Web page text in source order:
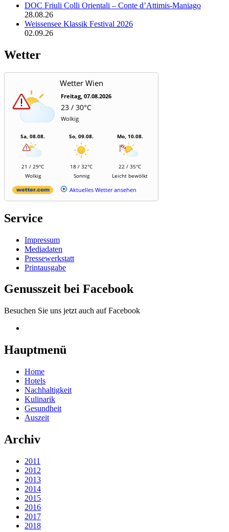
DOC Friuli Colli Orientali – Conte d’Attimis-Maniago
28.08.26
Weissensee Klassik Festival 2026
02.09.26
Wetter
Wetter Wien
Freitag, 07.08.2026
23 / 30°C
Wolkig
Sa, 08.08.
21 / 29°C
Wolkig
So, 09.08.
18 / 32°C
Sonnig
Mo, 10.08.
22 / 35°C
Leicht bewölkt
Aktuelles Wetter ansehen
Service
Impressum
Mediadaten
Pressewerkstatt
Printausgabe
Genusszeit bei Facebook
Besuchen Sie uns jetzt auch auf Facebook
Hauptmenü
Home
Hotels
Nachhaltigkeit
Kulinarik
Gesundheit
Auszeit
Archiv
2011
2012
2013
2014
2015
2016
2017
2018